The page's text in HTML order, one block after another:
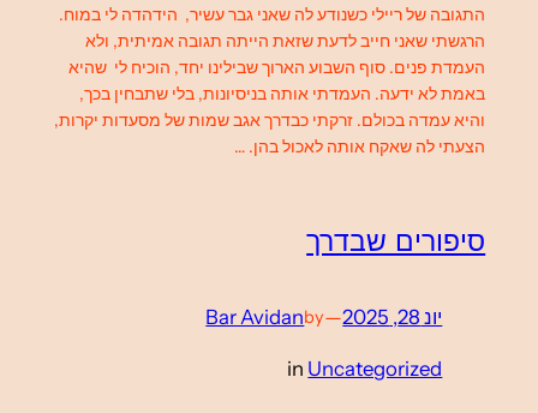
התגובה של ריילי כשנודע לה שאני גבר עשיר, הידהדה לי במוח.
הרגשתי שאני חייב לדעת שזאת הייתה תגובה אמיתית, ולא
העמדת פנים. סוף השבוע הארוך שבילינו יחד, הוכיח לי שהיא
באמת לא ידעה. העמדתי אותה בניסיונות, בלי שתבחין בכך,
והיא עמדה בכולם. זרקתי כבדרך אגב שמות של מסעדות יקרות,
הצעתי לה שאקח אותה לאכול בהן. …
סיפורים שבדרך
יונ 28, 2025 —
by
Bar Avidan
in Uncategorized